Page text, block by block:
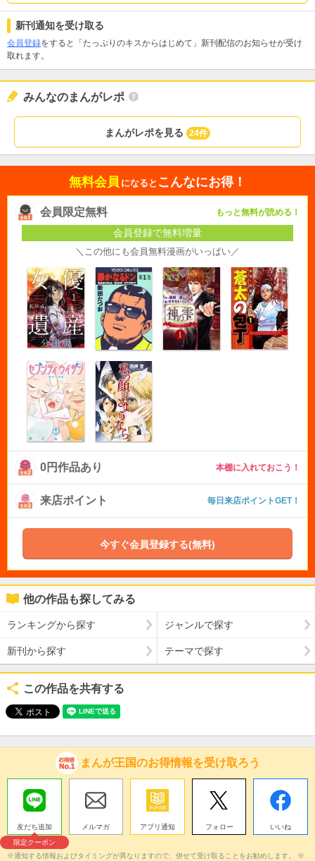
新刊通知を受け取る
会員登録をすると「たっぷりのキスからはじめて」新刊配信のお知らせが受け
取れます。
みんなのまんがレポ
まんがレポを見る 24件
無料会員 になると こんなにお得！
会員限定無料 もっと無料が読める！
会員登録で無料増量
＼この他にも会員無料漫画がいっぱい／
0円作品あり 本棚に入れておこう！
来店ポイント 毎日来店ポイントGET！
今すぐ会員登録する(無料)
他の作品も探してみる
ランキングから探す ジャンルで探す
新刊から探す テーマで探す
この作品を共有する
まんが王国のお得情報を受け取ろう
友だち追加
限定クーポン
メルマガ アプリ通知 フォロー いいね
※通知する情報およびタイミングが異なりますので、併せて受け取ることをお勧めします。 ※